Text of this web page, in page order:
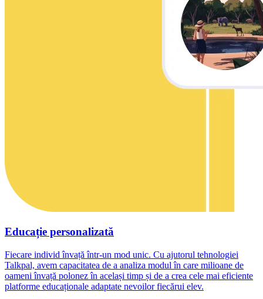
Educație personalizată
Fiecare individ învață într-un mod unic. Cu ajutorul tehnologiei
Talkpal, avem capacitatea de a analiza modul în care milioane de
oameni învață polonez în același timp și de a crea cele mai eficiente
platforme educaționale adaptate nevoilor fiecărui elev.